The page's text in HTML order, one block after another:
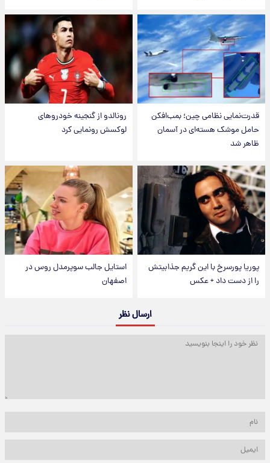
قدرت‌نمایی نظامی چین؛ بمب‌افکن
حامل موشک هسته‌ای در آسمان
ظاهر شد
رونالدو از گنجینه خودروهای
لوکسش رونمایی کرد
پوریا پورسرخ با این گریم جذابیتش
را از دست داد + عکس
استایل جالب سوپرمدل روس در
اصفهان
ارسال نظر